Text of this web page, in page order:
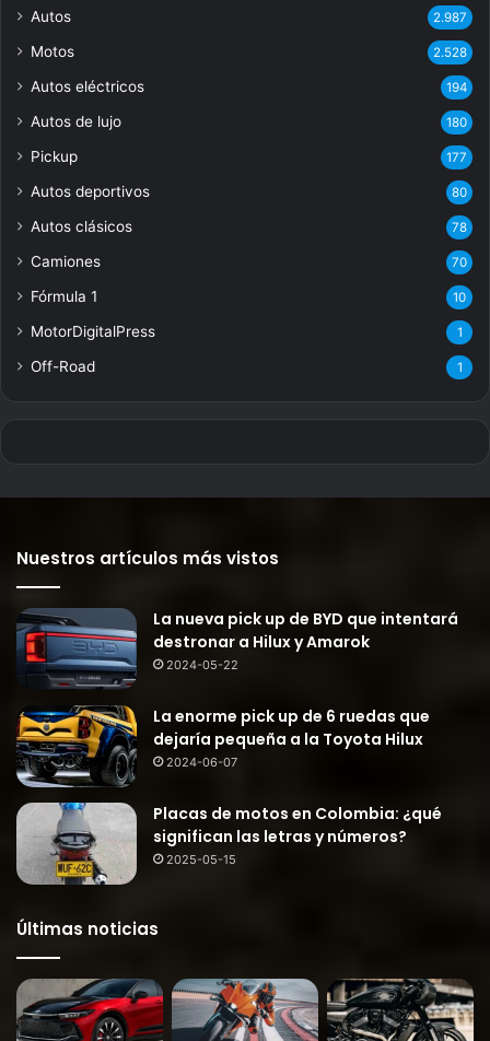
Autos 2.987
Motos 2.528
Autos eléctricos 194
Autos de lujo 180
Pickup 177
Autos deportivos 80
Autos clásicos 78
Camiones 70
Fórmula 1 10
MotorDigitalPress 1
Off-Road 1
Nuestros artículos más vistos
La nueva pick up de BYD que intentará
destronar a Hilux y Amarok
2024-05-22
La enorme pick up de 6 ruedas que
dejaría pequeña a la Toyota Hilux
2024-06-07
Placas de motos en Colombia: ¿qué
significan las letras y números?
2025-05-15
Últimas noticias